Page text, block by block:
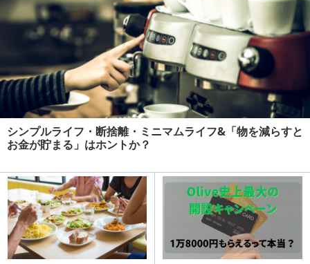
シンプルライフ・断捨離・ミニマムライフ&「物を減らすと
お金が貯まる」はホントか？